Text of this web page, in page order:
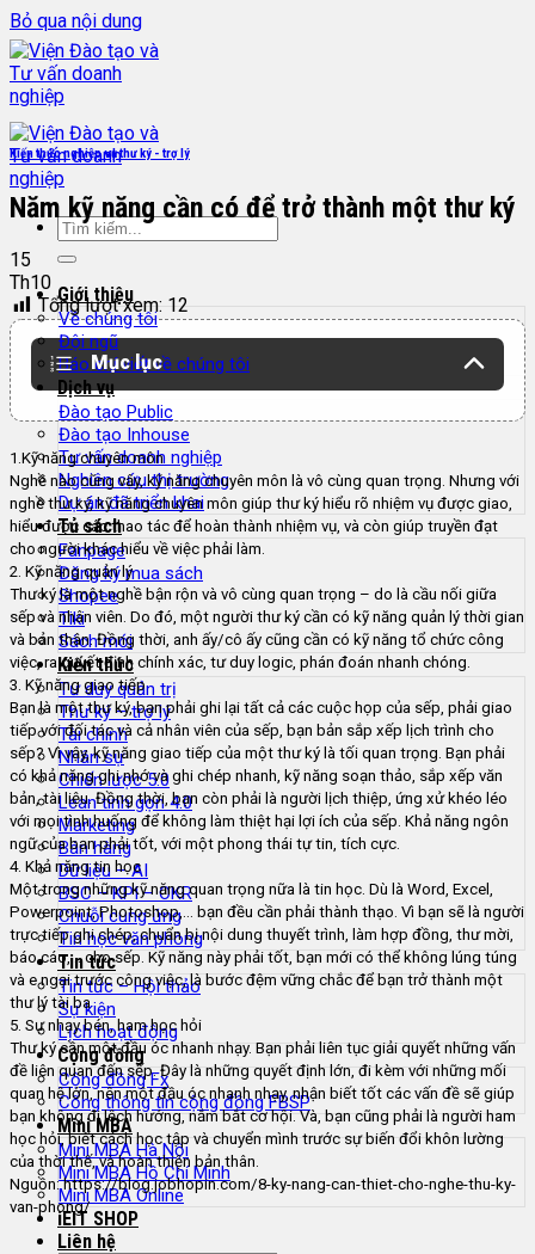
Bỏ qua nội dung
Giới thiệu
Về chúng tôi
Đội ngũ
Báo chí viết về chúng tôi
Dịch vụ
Đào tạo Public
Đào tạo Inhouse
Tư vấn doanh nghiệp
Nghiên cứu thị trường
Dự án đã triển khai
Tủ sách
Fanpage
Đăng ký mua sách
Shopee
Tiki
Sách mới
Kiến thức
Tư duy quản trị
Thư ký – trợ lý
Tài chính
Nhân sự
Chiến lược 5.0
Lean tinh gọn 4.0
Marketing
Bán hàng
Dữ liệu – AI
BSC – KPI – OKR
Chuỗi cung ứng
Tin học văn phòng
Tin tức
Tin tức – Hội thảo
Sự kiện
Lịch hoạt động
Cộng đồng
Cộng đồng Fx
Cổng thông tin cộng đồng FBSP
Mini MBA
Mini MBA Hà Nội
Mini MBA Hồ Chí Minh
Mini MBA Online
iEIT SHOP
Liên hệ
Kiến thức nghiệp vụ thư ký - trợ lý
Năm kỹ năng cần có để trở thành một thư ký
15
Th10
Tổng lượt xem: 12
Mục lục
1.Kỹ năng chuyên môn
Nghề nào cũng vậy, kỹ năng chuyên môn là vô cùng quan trọng. Nhưng với
nghề thư ký, kỹ năng chuyên môn giúp thư ký hiểu rõ nhiệm vụ được giao,
hiểu được các thao tác để hoàn thành nhiệm vụ, và còn giúp truyền đạt
cho người khác hiểu về việc phải làm.
2. Kỹ năng quản lý
Thư ký là một nghề bận rộn và vô cùng quan trọng – do là cầu nối giữa
sếp và nhân viên. Do đó, một người thư ký cần có kỹ năng quản lý thời gian
và bản thân. Đồng thời, anh ấy/cô ấy cũng cần có kỹ năng tổ chức công
việc, ra quyết định chính xác, tư duy logic, phán đoán nhanh chóng.
3. Kỹ năng giao tiếp
Bạn là một thư ký, bạn phải ghi lại tất cả các cuộc họp của sếp, phải giao
tiếp với đối tác và cả nhân viên của sếp, bạn bản sắp xếp lịch trình cho
sếp? Vì vậy, kỹ năng giao tiếp của một thư ký là tối quan trọng. Bạn phải
có khả năng ghi nhớ và ghi chép nhanh, kỹ năng soạn thảo, sắp xếp văn
bản, tài liệu. Đồng thời, bạn còn phải là người lịch thiệp, ứng xử khéo léo
với mọi tình huống để không làm thiệt hại lợi ích của sếp. Khả năng ngôn
ngữ của bạn phải tốt, với một phong thái tự tin, tích cực.
4. Khả năng tin học
Một trong những kỹ năng quan trọng nữa là tin học. Dù là Word, Excel,
Powerpoint, Photoshop,… bạn đều cần phải thành thạo. Vì bạn sẽ là người
trực tiếp ghi chép, chuẩn bị nội dung thuyết trình, làm hợp đồng, thư mời,
báo cáo,… cho sếp. Kỹ năng này phải tốt, bạn mới có thể không lúng túng
và e ngại trước công việc, là bước đệm vững chắc để bạn trở thành một
thư lý tài ba
5. Sự nhạy bén, ham học hỏi
Thư ký cần một đầu óc nhanh nhạy. Bạn phải liên tục giải quyết những vấn
đề liên quan đến sếp. Đây là những quyết định lớn, đi kèm với những mối
quan hệ lớn, nên một đầu óc nhanh nhạy, nhận biết tốt các vấn đề sẽ giúp
bạn không đi lệch hướng, nắm bắt cơ hội. Và, bạn cũng phải là người ham
học hỏi, biết cách học tập và chuyển mình trước sự biến đổi khôn lường
của thời thế, và hoàn thiện bản thân.
Nguồn: https://blog.jobhopin.com/8-ky-nang-can-thiet-cho-nghe-thu-ky-
van-phong/